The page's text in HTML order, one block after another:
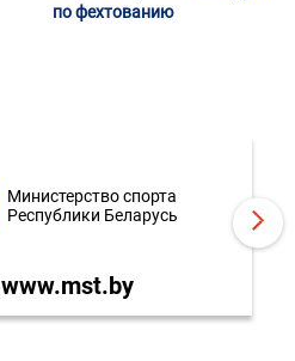
по фехтованию
Министерство спорта
Республики Беларусь
www.mst.by